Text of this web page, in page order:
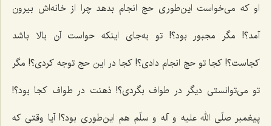
او که مى‌خواست این‌طوری حج انجام بدهد چرا از خانه‌اش بیرون
آمد؟! مگر مجبور بود؟! تو به‌جاى اینکه حواست آن بالا باشد
کجاست؟! کجا تو حج انجام دادی؟! کجا در این حج توجه کردی؟! مگر
تو مى‌توانستى دیگر در طواف بگردی؟! ذهنت در طواف کجا بود؟!
پیغمبر صلّی الله علیه و آله و سلّم هم این‌طوری بود؟! آیا وقتى که